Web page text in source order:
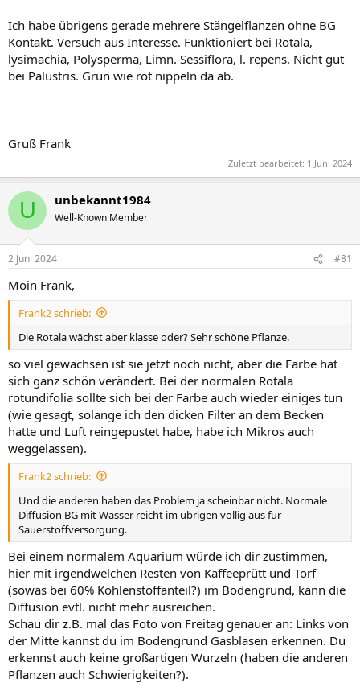
Ich habe übrigens gerade mehrere Stängelflanzen ohne BG
Kontakt. Versuch aus Interesse. Funktioniert bei Rotala,
lysimachia, Polysperma, Limn. Sessiflora, l. repens. Nicht gut
bei Palustris. Grün wie rot nippeln da ab.
Gruß Frank
Zuletzt bearbeitet: 1 Juni 2024
U unbekannt1984
Well-Known Member
2 Juni 2024 #81
Moin Frank,
Frank2 schrieb:
Die Rotala wächst aber klasse oder? Sehr schöne Pflanze.
so viel gewachsen ist sie jetzt noch nicht, aber die Farbe hat
sich ganz schön verändert. Bei der normalen Rotala
rotundifolia sollte sich bei der Farbe auch wieder einiges tun
(wie gesagt, solange ich den dicken Filter an dem Becken
hatte und Luft reingepustet habe, habe ich Mikros auch
weggelassen).
Frank2 schrieb:
Und die anderen haben das Problem ja scheinbar nicht. Normale
Diffusion BG mit Wasser reicht im übrigen völlig aus für
Sauerstoffversorgung.
Bei einem normalem Aquarium würde ich dir zustimmen,
hier mit irgendwelchen Resten von Kaffeeprütt und Torf
(sowas bei 60% Kohlenstoffanteil?) im Bodengrund, kann die
Diffusion evtl. nicht mehr ausreichen.
Schau dir z.B. mal das Foto von Freitag genauer an: Links von
der Mitte kannst du im Bodengrund Gasblasen erkennen. Du
erkennst auch keine großartigen Wurzeln (haben die anderen
Pflanzen auch Schwierigkeiten?).